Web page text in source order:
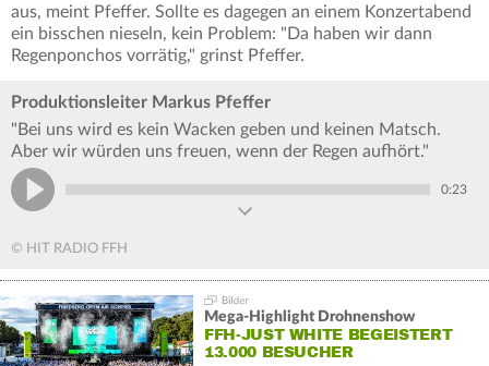
aus, meint Pfeffer. Sollte es dagegen an einem Konzertabend
ein bisschen nieseln, kein Problem: "Da haben wir dann
Regenponchos vorrätig," grinst Pfeffer.
Produktionsleiter Markus Pfeffer
"Bei uns wird es kein Wacken geben und keinen Matsch.
Aber wir würden uns freuen, wenn der Regen aufhört."
0:23
© HIT RADIO FFH
Mega-Highlight Drohnenshow
FFH-JUST WHITE BEGEISTERT
13.000 BESUCHER